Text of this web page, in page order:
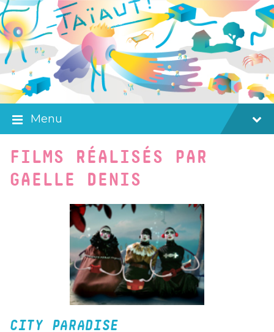
Skip
to
content
Skip
to
main
navigation
Skip
to
footer
Menu
FILMS RÉALISÉS PAR
GAELLE DENIS
CITY PARADISE